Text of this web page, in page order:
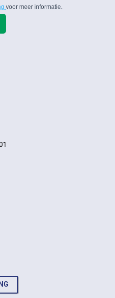
voor meer informatie.